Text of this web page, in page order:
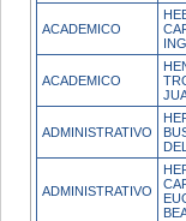
ACADEMICO
ACADEMICO
ADMINISTRATIVO
ADMINISTRATIVO